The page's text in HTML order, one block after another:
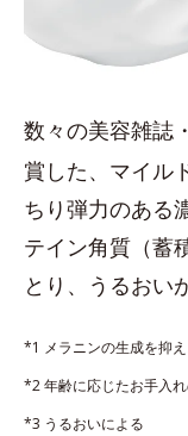
数々の美容雑誌
賞した、マイル
ちり弾力のある
テイン角質（蓄
とり、うるおい
*1 メラニンの生成を抑
*2 年齢に応じたお手入れ
*3 うるおいによる